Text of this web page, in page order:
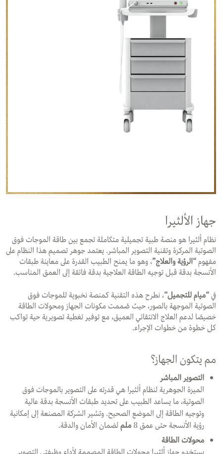
جهاز الألثيرا
نظام ألثيرا هو منصة طبية تجميلية متكاملة تجمع بين طاقة الموجات فوق
الصوتية المركزة وتقنية التصوير المباشر. يعتمد جوهر تصميم هذا النظام على
مفهوم“الرؤية والعلاج”، وهو ما يمنح الطبيب القدرة على معاينة طبقات
الأنسجة بدقة قبل توجيه الطاقة العلاجية بدقة فائقة إلى العمق المناسب.
في“ميام للتجميل“، نطرح هذه التقنية كمنصة نخبوية للموجات فوق
الصوتية الموجهة بالصور، حيث صُممت مكونات الجهاز ومحولات الطاقة
خصيصًا لدعم العلاج الانتقائي العميق، مع توفير تغطية تصويرية حية تواكب
كل خطوة من خطوات الإجراء.
مم يتكون الجهاز؟
التصوير المباشر
الميزة الجوهرية لنظام ألثيرا هي قدرته على التصوير بالموجات فوق
الصوتية، ما يساعد الطبيب على تحديد طبقات الأنسجة بدقة عالية
وتوجيه الطاقة إلى الموضع الصحيح. وتشير الشركة المصنعة إلى إمكانية
رؤية الأنسجة حتى عمق 8
ملم لضمان الأمان والدقة.
محولات الطاقة